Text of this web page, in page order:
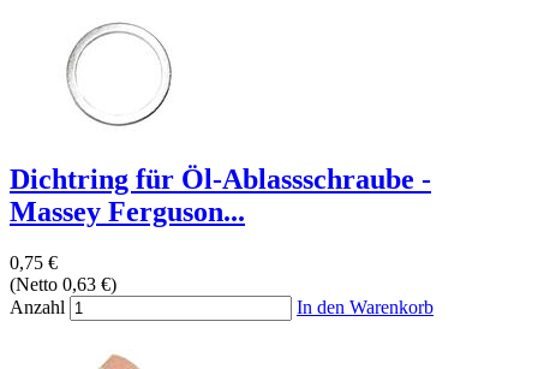
Dichtring für Öl-Ablassschraube -
Massey Ferguson...
0,75 €
(Netto 0,63 €)
Anzahl
In den Warenkorb